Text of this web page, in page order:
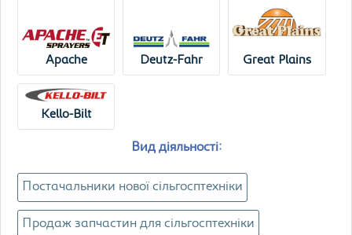
Apache Deutz-Fahr Great Plains
Kello-Bilt
Вид діяльності:
Постачальники нової сільгосптехніки
Продаж запчастин для сільгосптехніки